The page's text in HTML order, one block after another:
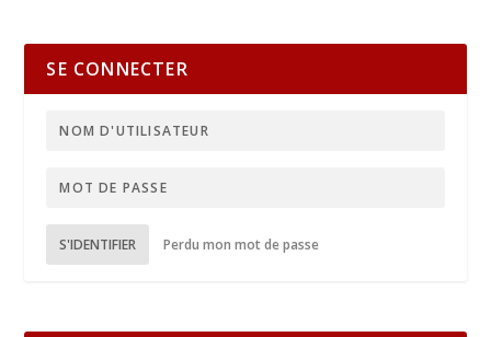
SE CONNECTER
S'IDENTIFIER Perdu mon mot de passe